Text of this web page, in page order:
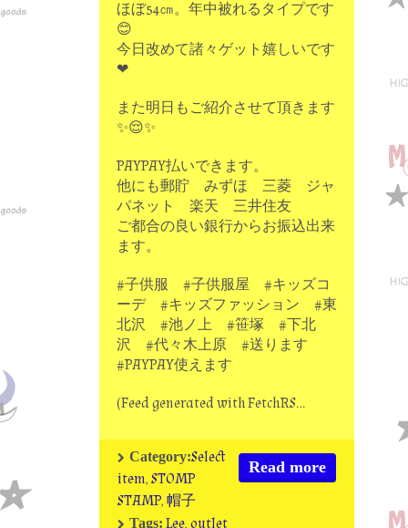
ほぼ54㎝。年中被れるタイプです
😊
今日改めて諸々ゲット嬉しいです
❤
また明日もご紹介させて頂きます
✨😌✨
PAYPAY払いできます。
他にも郵貯 みずほ 三菱 ジャ
パネット 楽天 三井住友
ご都合の良い銀行からお振込出来
ます。
#子供服 #子供服屋 #キッズコ
ーデ #キッズファッション #東
北沢 #池ノ上 #笹塚 #下北
沢 #代々木上原 #送ります
#PAYPAY使えます
(Feed generated with FetchRS…
Read more
Category:Select
item,STOMP
STAMP,帽子
Tags: Lee,outlet